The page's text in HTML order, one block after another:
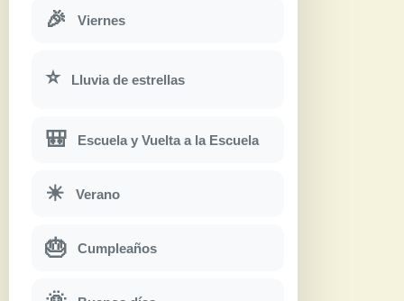
🎉 Viernes
⭐ Lluvia de estrellas
🎒 Escuela y Vuelta a la Escuela
☀ Verano
🎂 Cumpleaños